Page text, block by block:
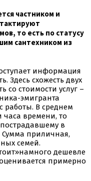
частником и
то есть по статусу
сантехником из
информация
Здесь схожесть двух
со стоимости услуг –
эмигранта
работы. В среднем
времени, то
в
Сумма приличная,
семей.
дешевле
примерно